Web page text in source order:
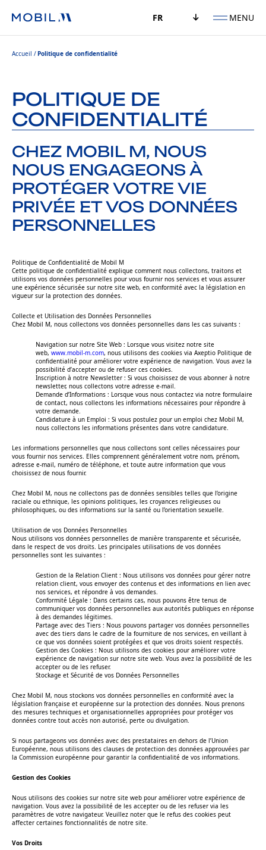
FR MENU
Accueil Politique de confidentialité
POLITIQUE DE
CONFIDENTIALITÉ
CHEZ MOBIL M, NOUS
NOUS ENGAGEONS À
PROTÉGER VOTRE VIE
PRIVÉE ET VOS DONNÉES
PERSONNELLES
Politique de Confidentialité de Mobil M
Cette politique de confidentialité explique comment nous collectons, traitons et
utilisons vos données personnelles pour vous fournir nos services et vous assurer
une expérience sécurisée sur notre site web, en conformité avec la législation en
vigueur sur la protection des données.
Collecte et Utilisation des Données Personnelles
Chez Mobil M, nous collectons vos données personnelles dans les cas suivants :
Navigation sur notre Site Web : Lorsque vous visitez notre site
web, www.mobil-m.com, nous utilisons des cookies via Axeptio Politique de
confidentialité pour améliorer votre expérience de navigation. Vous avez la
possibilité d’accepter ou de refuser ces cookies.
Inscription à notre Newsletter : Si vous choisissez de vous abonner à notre
newsletter, nous collectons votre adresse e-mail.
Demande d’Informations : Lorsque vous nous contactez via notre formulaire
de contact, nous collectons les informations nécessaires pour répondre à
votre demande.
Candidature à un Emploi : Si vous postulez pour un emploi chez Mobil M,
nous collectons les informations présentes dans votre candidature.
Les informations personnelles que nous collectons sont celles nécessaires pour
vous fournir nos services. Elles comprennent généralement votre nom, prénom,
adresse e-mail, numéro de téléphone, et toute autre information que vous
choisissez de nous fournir.
Chez Mobil M, nous ne collectons pas de données sensibles telles que l’origine
raciale ou ethnique, les opinions politiques, les croyances religieuses ou
philosophiques, ou des informations sur la santé ou l’orientation sexuelle.
Utilisation de vos Données Personnelles
Nous utilisons vos données personnelles de manière transparente et sécurisée,
dans le respect de vos droits. Les principales utilisations de vos données
personnelles sont les suivantes :
Gestion de la Relation Client : Nous utilisons vos données pour gérer notre
relation client, vous envoyer des contenus et des informations en lien avec
nos services, et répondre à vos demandes.
Conformité Légale : Dans certains cas, nous pouvons être tenus de
communiquer vos données personnelles aux autorités publiques en réponse
à des demandes légitimes.
Partage avec des Tiers : Nous pouvons partager vos données personnelles
avec des tiers dans le cadre de la fourniture de nos services, en veillant à
ce que vos données soient protégées et que vos droits soient respectés.
Gestion des Cookies : Nous utilisons des cookies pour améliorer votre
expérience de navigation sur notre site web. Vous avez la possibilité de les
accepter ou de les refuser.
Stockage et Sécurité de vos Données Personnelles
Chez Mobil M, nous stockons vos données personnelles en conformité avec la
législation française et européenne sur la protection des données. Nous prenons
des mesures techniques et organisationnelles appropriées pour protéger vos
données contre tout accès non autorisé, perte ou divulgation.
Si nous partageons vos données avec des prestataires en dehors de l’Union
Européenne, nous utilisons des clauses de protection des données approuvées par
la Commission européenne pour garantir la confidentialité de vos informations.
Gestion des Cookies
Nous utilisons des cookies sur notre site web pour améliorer votre expérience de
navigation. Vous avez la possibilité de les accepter ou de les refuser via les
paramètres de votre navigateur. Veuillez noter que le refus des cookies peut
affecter certaines fonctionnalités de notre site.
Vos Droits